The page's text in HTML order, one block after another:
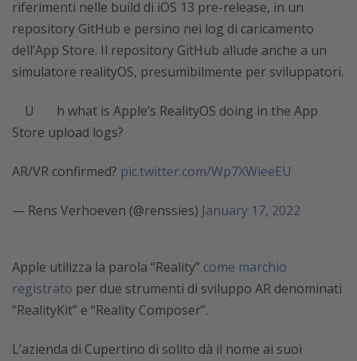
riferimenti nelle build di iOS 13 pre-release, in un
repository GitHub e persino nei log di caricamento
dell’App Store. Il repository GitHub allude anche a un
simulatore realityOS, presumibilmente per sviluppatori.
Uh what is Apple’s RealityOS doing in the App
Store upload logs?
AR/VR confirmed? pic.twitter.com/Wp7XWieeEU
— Rens Verhoeven (@renssies) January 17, 2022
Apple utilizza la parola “Reality” come marchio
registrato per due strumenti di sviluppo AR denominati
“RealityKit” e “Reality Composer”.
L’azienda di Cupertino di solito dà il nome ai suoi